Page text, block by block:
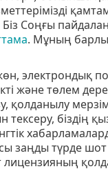
Біз Соңғы
. Мұның
электрондық
және төлем
қолданылу
біздің
заңды түрде
лицензияның